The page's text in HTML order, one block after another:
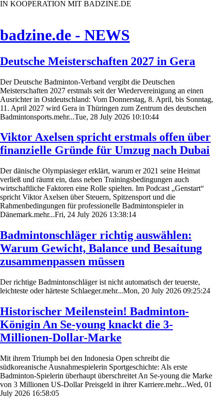
IN KOOPERATION MIT BADZINE.DE
badzine.de - NEWS
Deutsche Meisterschaften 2027 in Gera
Der Deutsche Badminton-Verband vergibt die Deutschen
Meisterschaften 2027 erstmals seit der Wiedervereinigung an einen
Ausrichter in Ostdeutschland: Vom Donnerstag, 8. April, bis Sonntag,
11. April 2027 wird Gera in Thüringen zum Zentrum des deutschen
Badmintonsports.mehr...Tue, 28 July 2026 10:10:44
Viktor Axelsen spricht erstmals offen über
finanzielle Gründe für Umzug nach Dubai
Der dänische Olympiasieger erklärt, warum er 2021 seine Heimat
verließ und räumt ein, dass neben Trainingsbedingungen auch
wirtschaftliche Faktoren eine Rolle spielten. Im Podcast „Genstart“
spricht Viktor Axelsen über Steuern, Spitzensport und die
Rahmenbedingungen für professionelle Badmintonspieler in
Dänemark.mehr...Fri, 24 July 2026 13:38:14
Badmintonschläger richtig auswählen:
Warum Gewicht, Balance und Besaitung
zusammenpassen müssen
Der richtige Badmintonschläger ist nicht automatisch der teuerste,
leichteste oder härteste Schlaeger.mehr...Mon, 20 July 2026 09:25:24
Historischer Meilenstein! Badminton-
Königin An Se-young knackt die 3-
Millionen-Dollar-Marke
Mit ihrem Triumph bei den Indonesia Open schreibt die
südkoreanische Ausnahmespielerin Sportgeschichte: Als erste
Badminton-Spielerin überhaupt überschreitet An Se-young die Marke
von 3 Millionen US-Dollar Preisgeld in ihrer Karriere.mehr...Wed, 01
July 2026 16:58:05